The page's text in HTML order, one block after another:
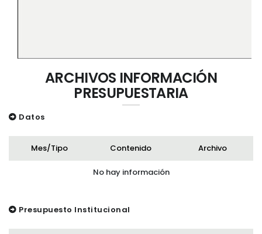
ARCHIVOS INFORMACIÓN
PRESUPUESTARIA
Datos
Mes/Tipo Contenido Archivo
No hay información
Presupuesto Institucional